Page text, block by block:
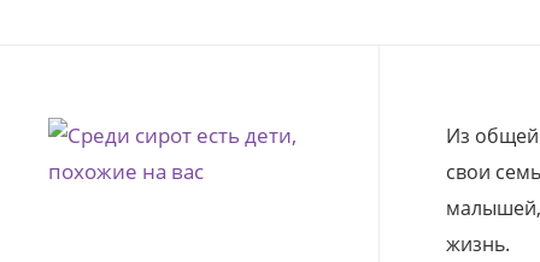
Из общей
свои
малышей,
жизнь.